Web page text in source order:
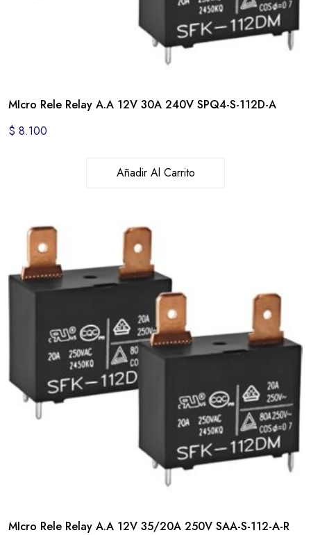
MIcro Rele Relay A.A 12V 30A 240V SPQ4-S-112D-A
$ 8.100
Añadir Al Carrito
MIcro Rele Relay A.A 12V 35/20A 250V SAA-S-112-A-R